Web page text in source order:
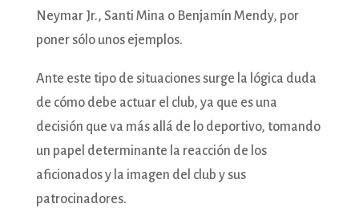
Neymar Jr., Santi Mina o Benjamín Mendy, por
poner sólo unos ejemplos.
Ante este tipo de situaciones surge la lógica duda
de cómo debe actuar el club, ya que es una
decisión que va más allá de lo deportivo, tomando
un papel determinante la reacción de los
aficionados y la imagen del club y sus
patrocinadores.